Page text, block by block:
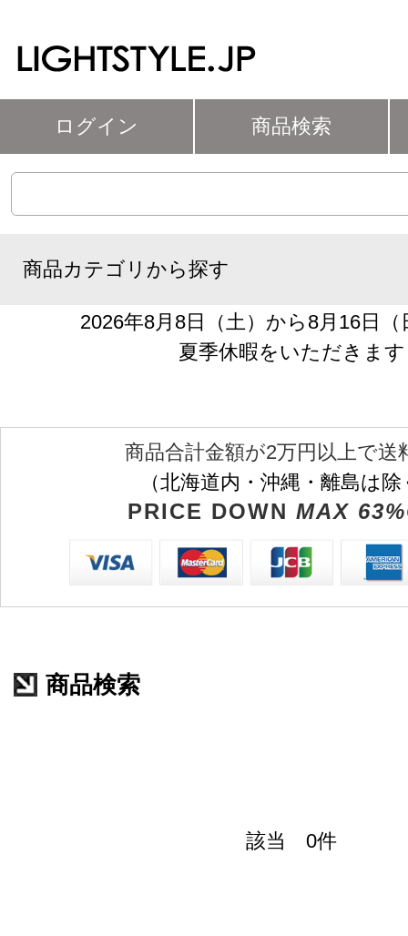
ログイン 商品検索
商品カテゴリから探す
2026年8月8日（土）から8月16日
夏季休暇をいただきます
商品合計金額が2万円以上で送
（北海道内・沖縄・離島は
PRICE DOWN MAX
商品検索
該当 0件